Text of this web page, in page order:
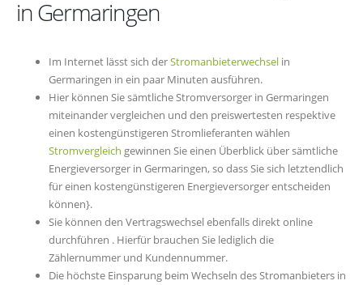
in Germaringen
Im Internet lässt sich derStromanbieterwechsel in
Germaringen in ein paar Minuten ausführen.
Hier können Sie sämtliche Stromversorger in Germaringen
miteinander vergleichen und den preiswertesten respektive
einen kostengünstigeren Stromlieferanten wählen
Stromvergleich gewinnen Sie einen Überblick über sämtliche
Energieversorger in Germaringen, so dass Sie sich letztendlich
für einen kostengünstigeren Energieversorger entscheiden
können}.
Sie können den Vertragswechsel ebenfalls direkt online
durchführen . Hierfür brauchen Sie lediglich die
Zählernummer und Kundennummer.
Die höchste Einsparung beim Wechseln des Stromanbieters in